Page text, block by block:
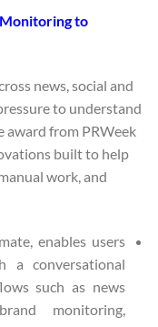
to
news, social and
to understand
award from PRWeek
built to help
work, and
enables users
a conversational
such as news
monitoring,